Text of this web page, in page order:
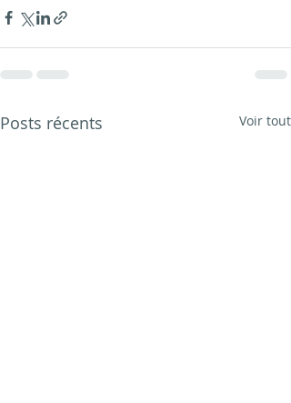
Posts récents Voir tout